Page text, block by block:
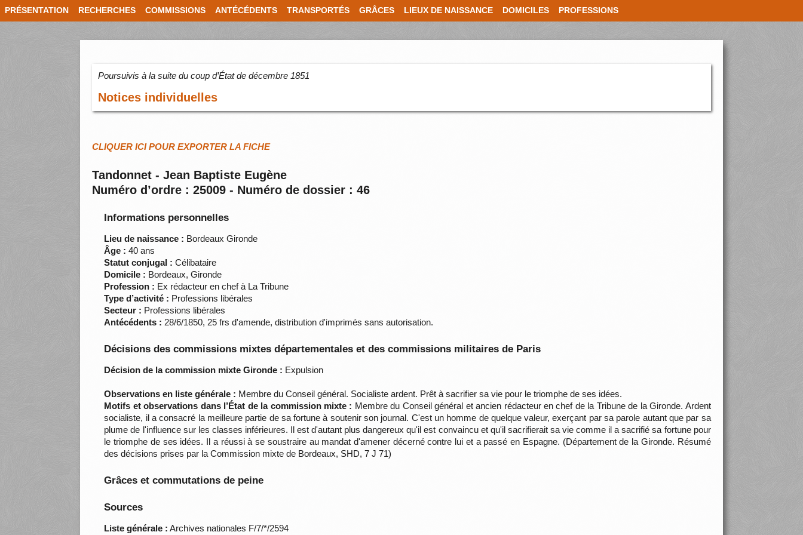
PRÉSENTATION RECHERCHES COMMISSIONS ANTÉCÉDENTS TRANSPORTÉS GRÂCES LIEUX DE NAISSANCE DOMICILES PROFESSIONS
Poursuivis à la suite du coup d’État de décembre 1851
Notices individuelles
CLIQUER ICI POUR EXPORTER LA FICHE
Tandonnet - Jean Baptiste Eugène
Numéro d’ordre : 25009 - Numéro de dossier : 46
Informations personnelles
Lieu de naissance : Bordeaux Gironde
Âge : 40 ans
Statut conjugal : Célibataire
Domicile : Bordeaux, Gironde
Profession : Ex rédacteur en chef à La Tribune
Type d’activité : Professions libérales
Secteur : Professions libérales
Antécédents : 28/6/1850, 25 frs d'amende, distribution d'imprimés sans autorisation.
Décisions des commissions mixtes départementales et des commissions militaires de Paris
Décision de la commission mixte Gironde : Expulsion
Observations en liste générale : Membre du Conseil général. Socialiste ardent. Prêt à sacrifier sa vie pour le triomphe de ses idées.
Motifs et observations dans l’État de la commission mixte : Membre du Conseil général et ancien rédacteur en chef de la Tribune de la Gironde. Ardent
socialiste, il a consacré la meilleure partie de sa fortune à soutenir son journal. C'est un homme de quelque valeur, exerçant par sa parole autant que par sa
plume de l'influence sur les classes inférieures. Il est d'autant plus dangereux qu'il est convaincu et qu'il sacrifierait sa vie comme il a sacrifié sa fortune pour
le triomphe de ses idées. Il a réussi à se soustraire au mandat d'amener décerné contre lui et a passé en Espagne. (Département de la Gironde. Résumé
des décisions prises par la Commission mixte de Bordeaux, SHD, 7 J 71)
Grâces et commutations de peine
Sources
Liste générale : Archives nationales F/7/*/2594